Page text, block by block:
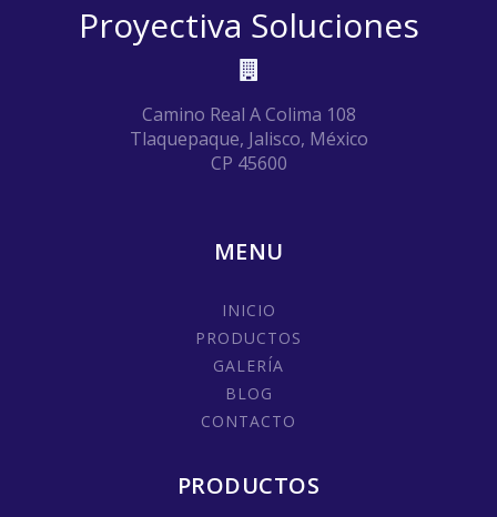
Proyectiva Soluciones
Camino Real A Colima 108
Tlaquepaque, Jalisco, México
CP 45600
MENU
INICIO
PRODUCTOS
GALERÍA
BLOG
CONTACTO
PRODUCTOS